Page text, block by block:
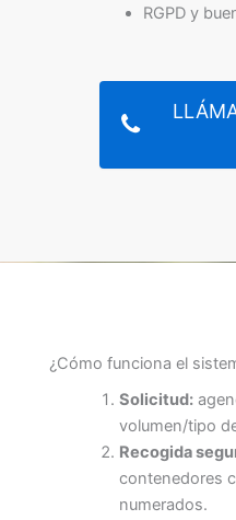
RGPD y
¿Cómo funciona el
Solicitud:
volumen/tipo
Recogida
contenedores
numerados.